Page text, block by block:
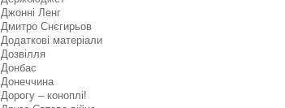
Джонні Ленг
Дмитро Снєгирьов
Додаткові матеріали
Дозвілля
Донбас
Донеччина
Дорогу – коноплі!